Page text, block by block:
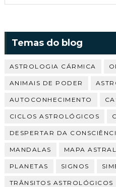
Temas do blog
ASTROLOGIA CÁRMICA
ANIMAIS DE PODER
AUTOCONHECIMENTO
CICLOS ASTROLÓGICOS
DESPERTAR DA
MANDALAS MAPA ASTRAL
PLANETAS SIGNOS
TRÂNSITOS ASTROLÓGICOS